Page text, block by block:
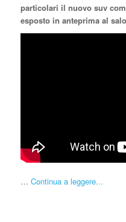
particolari il nuovo suv
esposto in anteprima al
… Continua a leggere...